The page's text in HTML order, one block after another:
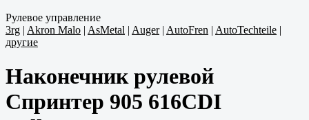
Рулевое управление
3rg | Akron Malo | AsMetal | Auger| AutoFren | AutoTechteile |
другие
Наконечник рулевой
Спринтер 905 616CDI